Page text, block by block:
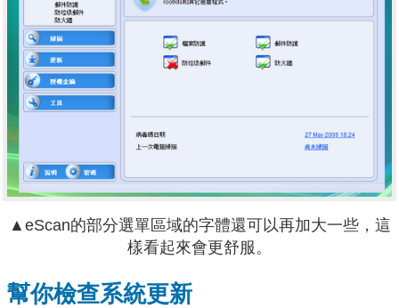
▲eScan的部分選單區域的字體還可以再加大一些，這
樣看起來會更舒服。
幫你檢查系統更新